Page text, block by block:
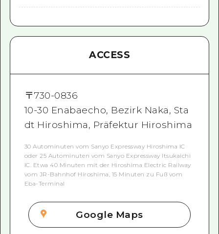
ACCESS
〒730-0836
10-30 Enabaecho, Bezirk Naka, Sta
dt Hiroshima, Präfektur Hiroshima
30 Autominuten vom Sanyo Expressway Hiroshima IC
oder 25 Autominuten vom Sanyo Expressway Itsukaichi
IC. Etwa 40 Minuten mit der Hiroshima Electric Railway
vom JR-Bahnhof Hiroshima, 15 Minuten zu Fuß vom
Eba-Terminal
Google Maps